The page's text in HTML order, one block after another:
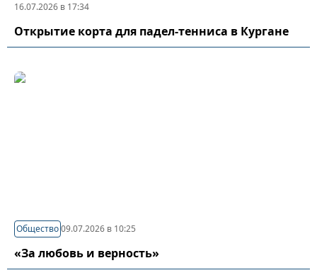
16.07.2026 в 17:34
Открытие корта для падел-тенниса в Кургане
Общество09.07.2026 в 10:25
«За любовь и верность»